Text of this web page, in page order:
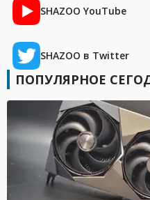
SHAZOO YouTube
SHAZOO в Twitter
ПОПУЛЯРНОЕ